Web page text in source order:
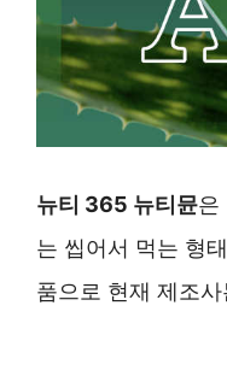
뉴티 365 뉴티뮨은
는 씹어서 먹는 형
품으로 현재 제조